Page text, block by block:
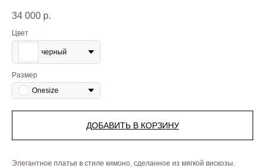
34 000 р.
Цвет
черный
Размер
Onesize
ДОБАВИТЬ В КОРЗИНУ
Элегантное платье в стиле кимоно, сделанное из мягкой вискозы.